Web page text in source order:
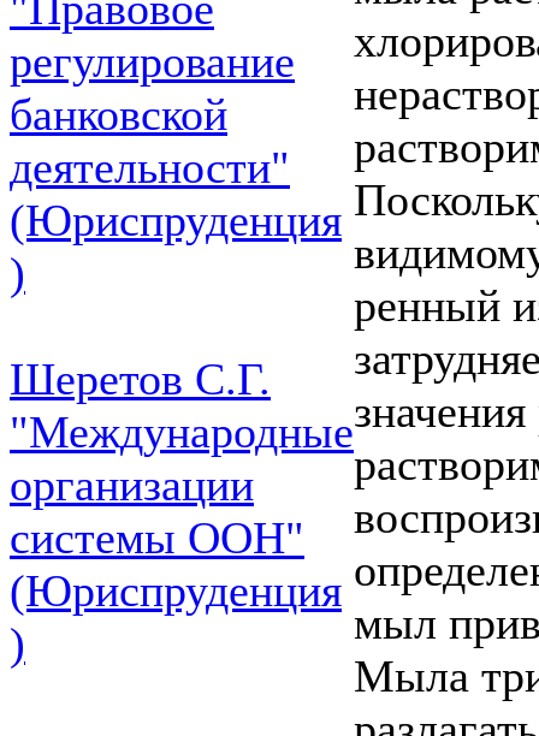
регулирование
банковской
деятельности"
(Юриспруденция
)
Шеретов С.Г.
"Международные
организации
системы ООН"
(Юриспруденция
)
ренный
мыл
Мыла